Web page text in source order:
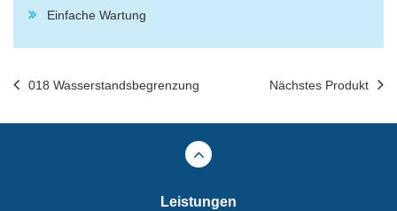
Einfache Wartung
018 Wasserstandsbegrenzung Nächstes Produkt
Leistungen